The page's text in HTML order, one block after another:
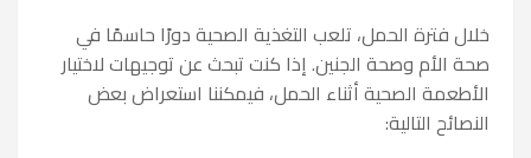
خلال فترة الحمل، تلعب التغذية الصحية دورًا حاسمًا في
صحة الأم وصحة الجنين. إذا كنت تبحث عن توجيهات لاختيار
الأطعمة الصحية أثناء الحمل، فيمكننا استعراض بعض
النصائح التالية: